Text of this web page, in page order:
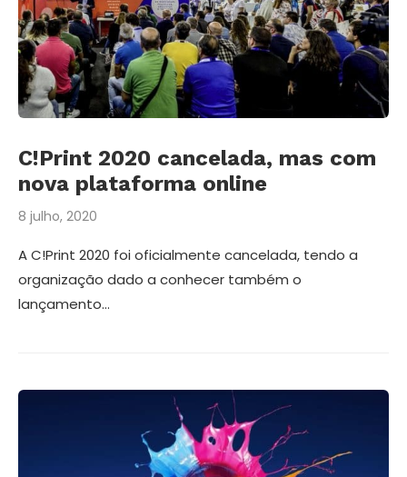
C!Print 2020 cancelada, mas com
nova plataforma online
8 julho, 2020
A C!Print 2020 foi oficialmente cancelada, tendo a
organização dado a conhecer também o
lançamento…